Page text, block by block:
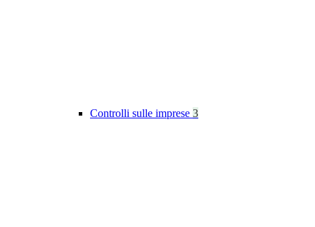
Controlli sulle imprese 3